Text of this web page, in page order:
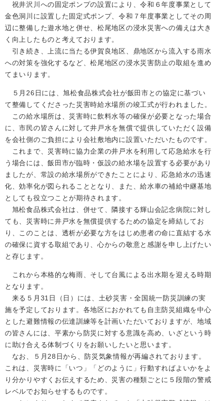
祝井沢川への固定ポンプの設置により、令和６年度事業として
金色洞川に設置した固定式ポンプ、令和７年度事業としてその周
辺に整備した遊水地と併せ、松尾地区の浸水災害への備えは大き
く向上したものと考えております。
引き続き、上流に当たる伊賀良地区、鼎地区から流入する雨水
への対策を強化するなど、松尾地区の浸水災害防止の取組を進め
てまいります。
５月26日には、旭松食品株式会社が飯田市との協定に基づい
て整備してくださった災害時給水場所の竣工式が行われました。
この給水場所は、災害時に飲料水等の確保が必要となった場合
に、市民の皆さんに対して井戸水を無償で提供していただく設備
を会社側のご負担により会社敷地内に設置いただいたものです。
これまで、災害時に協力企業の井戸水を利用して応急給水を行
う場合には、飯田市が臨時・仮設の給水場を設置する必要があり
ましたが、常設の給水場所ができたことにより、応急給水の迅速
化、効率化が図られることとなり、また、給水車の補給中継基地
としても役立つことが期待されます。
旭松食品株式会社は、併せて、隣接する輝山会記念病院に対し
ても、災害時に井戸水を無償提供するための協定を締結してお
り、このことは、透析が必要な方をはじめ患者の命に直結する水
の確保に資する取組であり、心からの敬意と感謝を申し上げたい
と存じます。
これから本格的な梅雨、そして台風による出水期を迎える時期
となります。
来る５月31日（日）には、土砂災害・全国統一防災訓練の実
施を予定しております。各地区におかれても自主防災組織を中心
とした避難情報の伝達訓練等を計画いただいておりますが、地域
の皆さんには、平素から防災に対する意識を高め、いざという時
に助け合える体制づくりをお願いしたいと思います。
なお、５月28日から、防災気象情報が再編されております。
これは、災害時に「いつ」「どのように」行動すればよいかをよ
り分かりやすくお伝えするため、災害の種類ごとに５段階の警戒
レベルでお知らせするものです。